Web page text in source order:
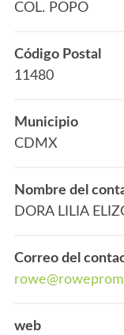
COL. POPO
Código Postal
11480
Municipio
CDMX
Nombre del
DORA LILIA
Correo del
web